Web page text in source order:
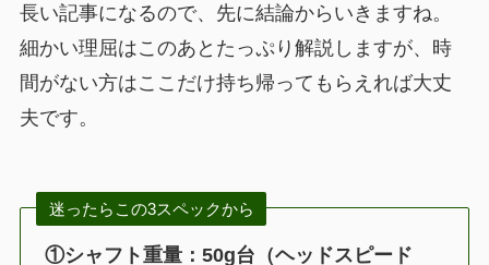
長い記事になるので、先に結論からいきますね。
細かい理屈はこのあとたっぷり解説しますが、時
間がない方はここだけ持ち帰ってもらえれば大丈
夫です。
迷ったらこの3スペックから
①シャフト重量：50g台（ヘッドスピード